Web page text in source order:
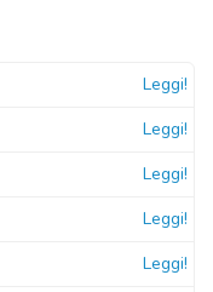
Leggi!
Leggi!
Leggi!
Leggi!
Leggi!